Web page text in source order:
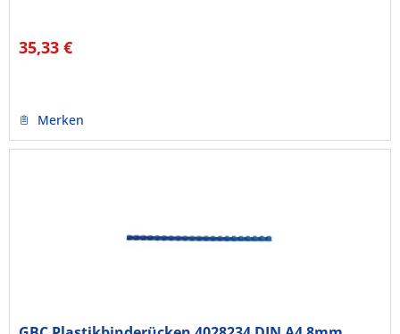
35,33 €
Merken